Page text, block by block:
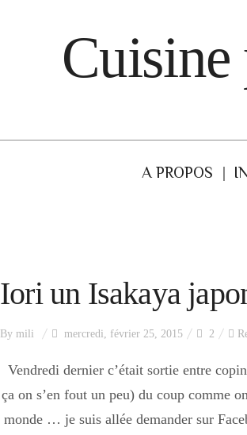
Cuisine
A PROPOS
Iori un Isakaya
By mili mercredi, février 25, 2015 2
Vendredi dernier c’était sortie entre
ça on s’en fout un peu) du coup comme
monde … je suis allée demander sur